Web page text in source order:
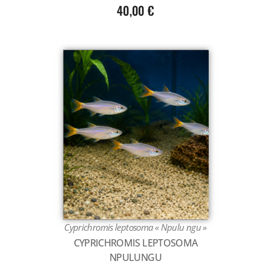
40,00 €
Cyprichromis leptosoma « Npulu ngu »
CYPRICHROMIS LEPTOSOMA
NPULUNGU